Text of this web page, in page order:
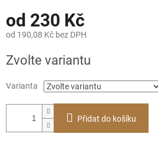
od 230 Kč
od 190,08 Kč bez DPH
cena:
Zvolte variantu
Varianta
Přidat do košíku